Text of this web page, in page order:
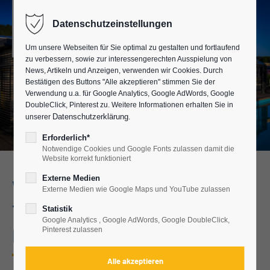
Wintergärten und
Terrassenüberdachungen in
Frankfurt
Datenschutzeinstellungen
Um unsere Webseiten für Sie optimal zu gestalten und fortlaufend
zu verbessern, sowie zur interessengerechten Ausspielung von
News, Artikeln und Anzeigen, verwenden wir Cookies. Durch
Bestätigen des Buttons "Alle akzeptieren" stimmen Sie der
Verwendung u.a. für Google Analytics, Google AdWords, Google
DoubleClick, Pinterest zu. Weitere Informationen erhalten Sie in
unserer Datenschutzerklärung.
Erforderlich*
Notwendige Cookies und Google Fonts zulassen damit die
Website korrekt funktioniert
Externe Medien
Externe Medien wie Google Maps und YouTube zulassen
Statistik
Google Analytics , Google AdWords, Google DoubleClick,
Pinterest zulassen